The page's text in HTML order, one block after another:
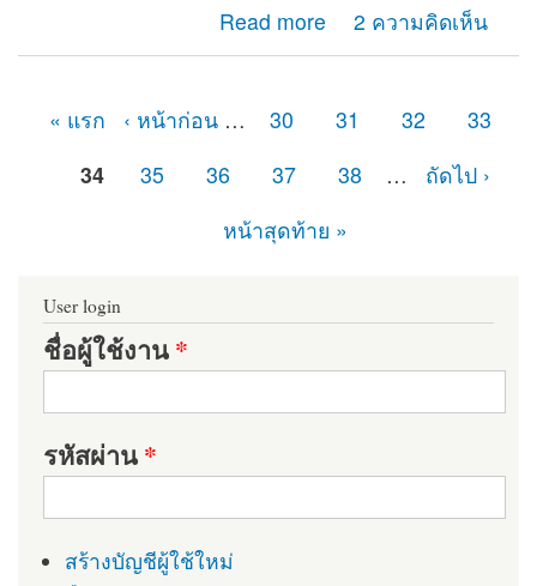
Read more
about fatal error: call to undefined function
user_access() in
2 ความคิดเห็น
« แรก ‹ หน้าก่อน … 30 31 32
33
34
35 36 37 38 …
ถัดไป ›
หน้าสุดท้าย »
User login
ชื่อผู้ใช้งาน*
รหัสผ่าน*
สร้างบัญชีผู้ใช้ใหม่